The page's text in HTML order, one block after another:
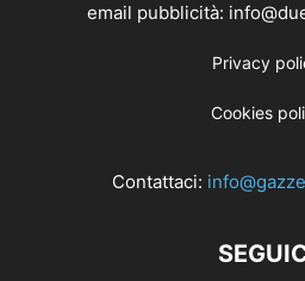
email pubblicità:
Privacy
Cookies
Contattaci: